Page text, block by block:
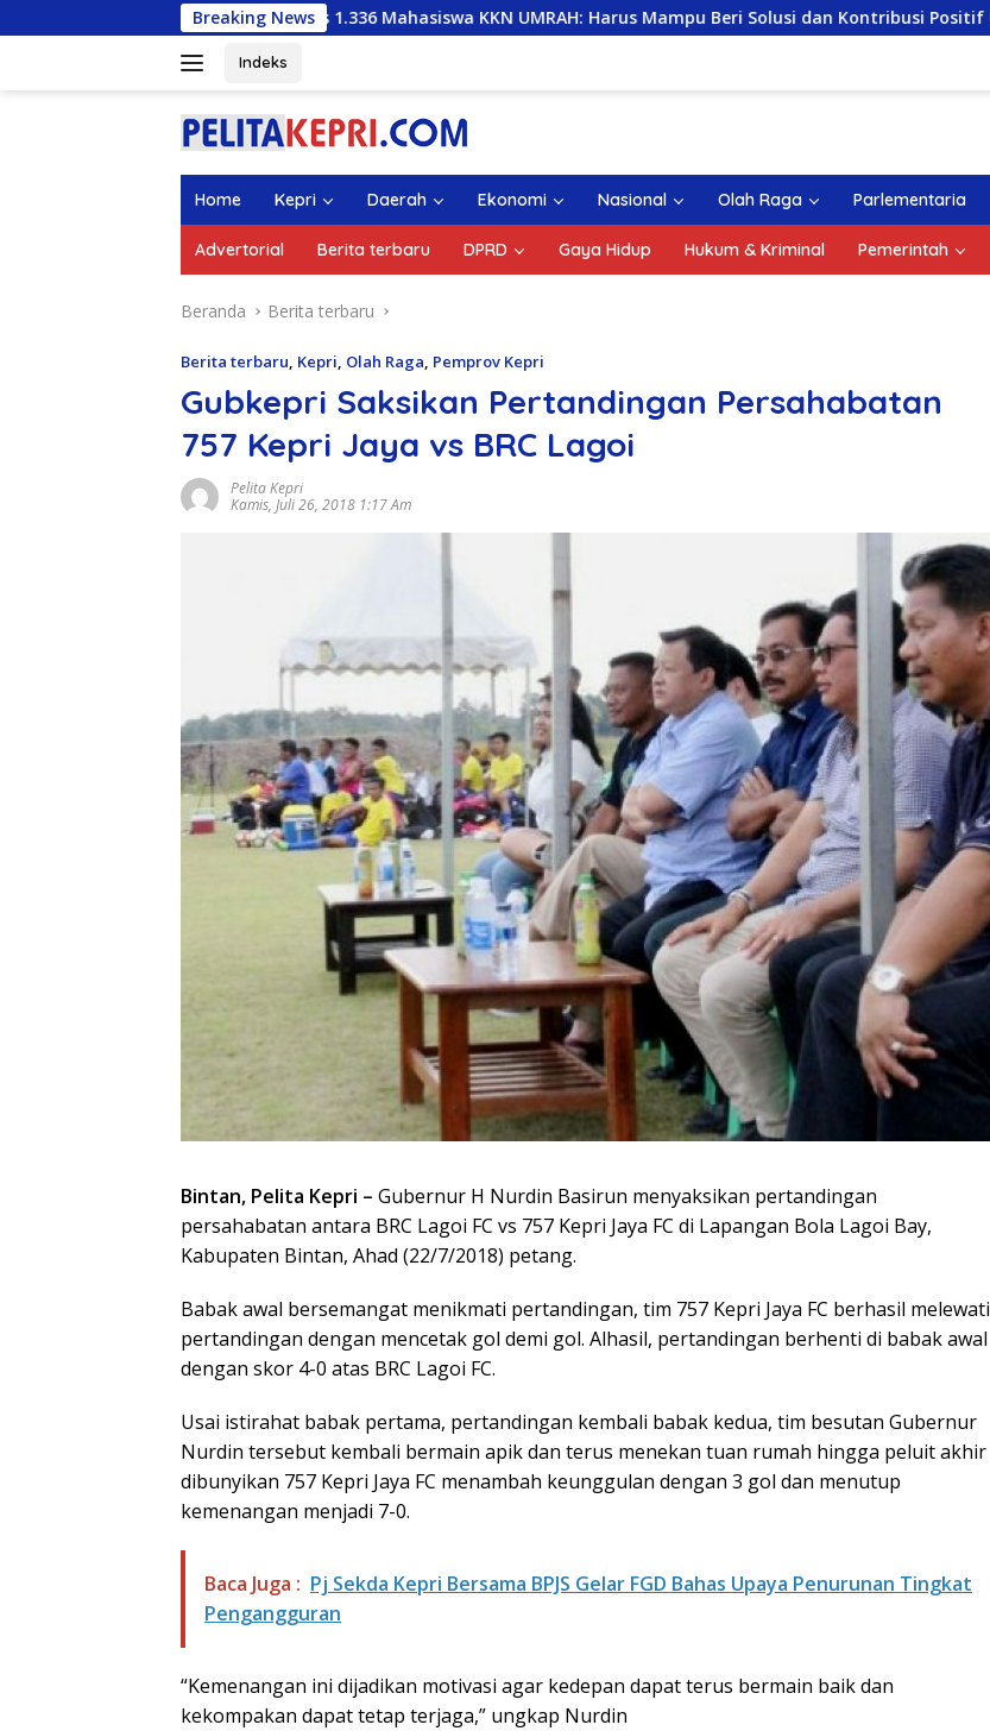
ke
Breaking News
Nanyang Lepas 1.336 Mahasiswa KKN UMRAH: Harus Mampu Beri Solusi dan Kontribusi Positif bagi Masyarakat
Indeks
Home Kepri Daerah Ekonomi Nasional Olah Raga Parlementaria
Advertorial Berita terbaru DPRD Gaya Hidup Hukum & Kriminal Pemerintah
Beranda Berita terbaru
Berita terbaru, Kepri, Olah Raga, Pemprov Kepri
Gubkepri Saksikan Pertandingan Persahabatan
757 Kepri Jaya vs BRC Lagoi
Pelita Kepri
Kamis, Juli 26, 2018 1:17 Am
Bintan, Pelita Kepri – Gubernur H Nurdin Basirun menyaksikan pertandingan
persahabatan antara BRC Lagoi FC vs 757 Kepri Jaya FC di Lapangan Bola Lagoi Bay,
Kabupaten Bintan, Ahad (22/7/2018) petang.
Babak awal bersemangat menikmati pertandingan, tim 757 Kepri Jaya FC berhasil melewati
pertandingan dengan mencetak gol demi gol. Alhasil, pertandingan berhenti di babak awal
dengan skor 4-0 atas BRC Lagoi FC.
Usai istirahat babak pertama, pertandingan kembali babak kedua, tim besutan Gubernur
Nurdin tersebut kembali bermain apik dan terus menekan tuan rumah hingga peluit akhir
dibunyikan 757 Kepri Jaya FC menambah keunggulan dengan 3 gol dan menutup
kemenangan menjadi 7-0.
Baca Juga : Pj Sekda Kepri Bersama BPJS Gelar FGD Bahas Upaya Penurunan Tingkat
Pengangguran
“Kemenangan ini dijadikan motivasi agar kedepan dapat terus bermain baik dan
kekompakan dapat tetap terjaga,” ungkap Nurdin